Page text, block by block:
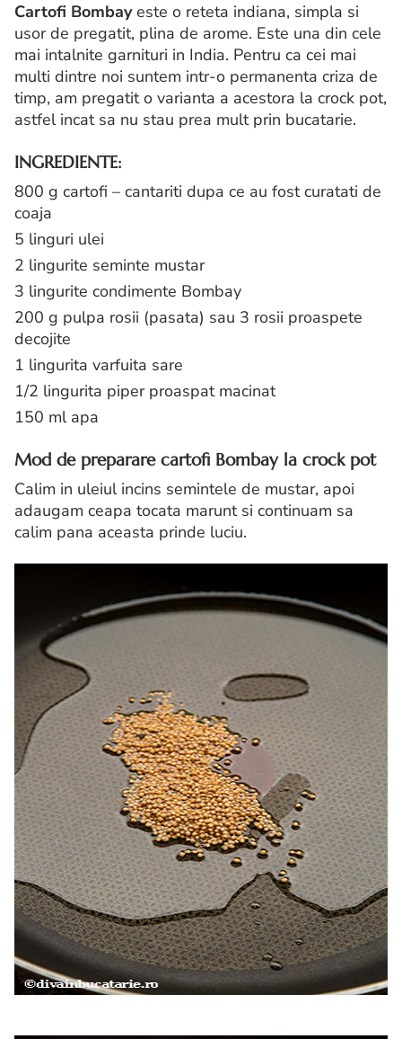
Cartofi Bombayeste o reteta indiana, simpla si
usor de pregatit, plina de arome. Este una din cele
mai intalnite garnituri in India. Pentru ca cei mai
multi dintre noi suntem intr-o permanenta criza de
timp, am pregatit o varianta a acestora la crock pot,
astfel incat sa nu stau prea mult prin bucatarie.
INGREDIENTE:
800 g cartofi – cantariti dupa ce au fost curatati de
coaja
5 linguri ulei
2 lingurite seminte mustar
3 lingurite condimente Bombay
200 g pulpa rosii (pasata) sau 3 rosii proaspete
decojite
1 lingurita varfuita sare
1/2 lingurita piper proaspat macinat
150 ml apa
Mod de preparare cartofi Bombay la crock pot
Calim in uleiul incins semintele de mustar, apoi
adaugam ceapa tocata marunt si continuam sa
calim pana aceasta prinde luciu.